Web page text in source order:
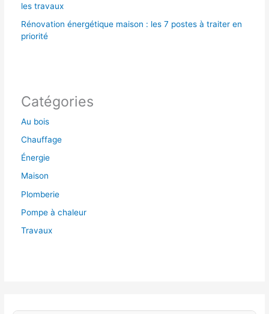
les travaux
Rénovation énergétique maison : les 7 postes à traiter en
priorité
Catégories
Au bois
Chauffage
Énergie
Maison
Plomberie
Pompe à chaleur
Travaux